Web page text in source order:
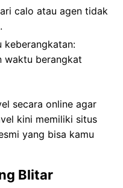
calo atau agen tidak
keberangkatan:
waktu berangkat
secara online agar
kini memiliki situs
yang bisa kamu
Blitar